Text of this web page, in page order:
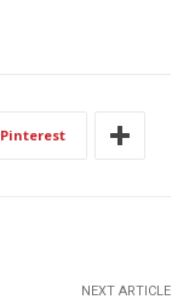
Pinterest
NEXT ARTICLE